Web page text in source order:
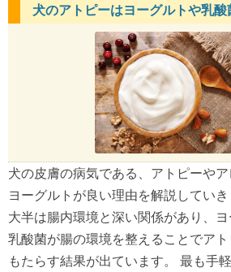
犬のアトピーはヨーグルトや乳酸
犬の皮膚の病気である、アトピーや
ヨーグルトが良い理由を解説してい
大半は腸内環境と深い関係があり、
乳酸菌が腸の環境を整えることでア
もたらす結果が出ています。 最も手